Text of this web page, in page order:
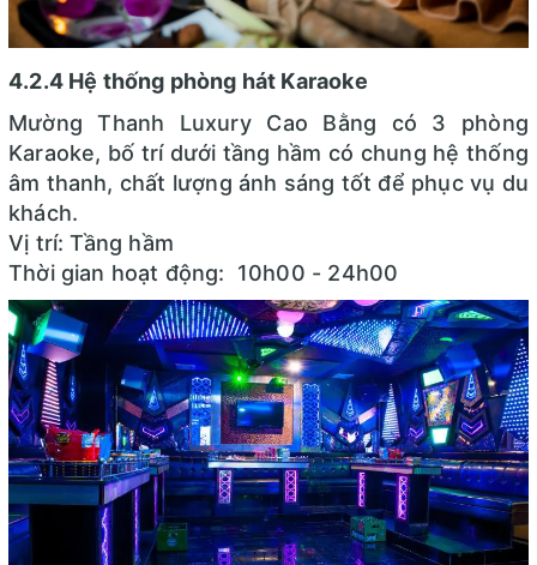
4.2.4 Hệ thống phòng hát Karaoke
Mường Thanh Luxury Cao Bằng có 3 phòng
Karaoke, bố trí dưới tầng hầm có chung hệ thống
âm thanh, chất lượng ánh sáng tốt để phục vụ du
khách.
Vị trí: Tầng hầm
Thời gian hoạt động: 10h00 - 24h00